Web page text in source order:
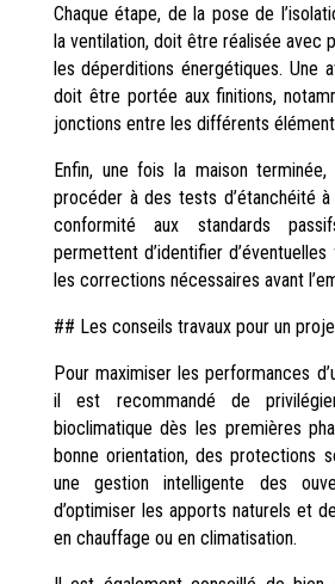
Chaque étape, de la pose de
la ventilation, doit être réalisée avec
les déperditions énergétiques. Une
doit être portée aux finitions,
jonctions entre les différents
Enfin, une fois la maison
procéder à des tests d’étanchéité
conformité aux standards
permettent d’identifier
les corrections nécessaires avant
## Les conseils travaux pour un
Pour maximiser les performances
il est recommandé de
bioclimatique dès les premières
bonne orientation, des protections
une gestion intelligente des
d’optimiser les apports naturels et
en chauffage ou en climatisation.